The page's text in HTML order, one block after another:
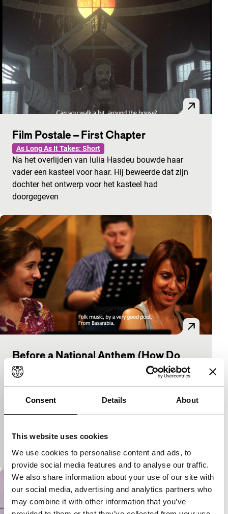
Consent Details About
This website uses cookies
We use cookies to personalise content and ads, to
provide social media features and to analyse our traffic.
We also share information about your use of our site with
our social media, advertising and analytics partners who
may combine it with other information that you’ve
Film Postale – First Chapter
As Long As It Takes: Short
Na het overlijden van Iulia Hasdeu bouwde haar
vader een kasteel voor haar. Hij beweerde dat zijn
dochter het ontwerp voor het kasteel had
doorgegeven
Before a National Anthem (How Do
You Compose a National Anthem
Today?)
As Long As It Takes: Short
Aan schrijvers en muzikanten, en aan mensen op
gevraagd: hoe componeer je vandaag de dag een
volkslied?